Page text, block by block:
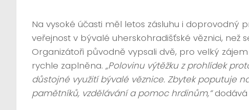
Na vysoké účasti měl letos zásluhu i
veřejnost v bývalé uherskohradišťské věznici, než
Organizátoři původně vypsali dvě, pro velký
rychle zaplněna. „Polovinu výtěžku z prohlídek
důstojné využití bývalé věznice. Zbytek poputuje
pamětníků, vzdělávání a pomoc hrdinům,“dodává